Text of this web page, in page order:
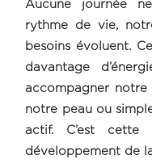
Aucune journée
rythme de vie,
besoins évoluent.
davantage
accompagner
notre peau ou
actif. C’est
développement de